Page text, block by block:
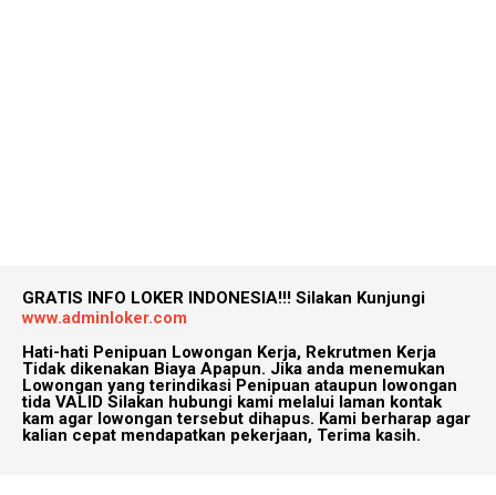
GRATIS INFO LOKER INDONESIA!!! Silakan Kunjungi
www.adminloker.com
Hati-hati Penipuan Lowongan Kerja, Rekrutmen Kerja
Tidak dikenakan Biaya Apapun. Jika anda menemukan
Lowongan yang terindikasi Penipuan ataupun lowongan
tida VALID Silakan hubungi kami melalui laman kontak
kam agar lowongan tersebut dihapus. Kami berharap agar
kalian cepat mendapatkan pekerjaan, Terima kasih.